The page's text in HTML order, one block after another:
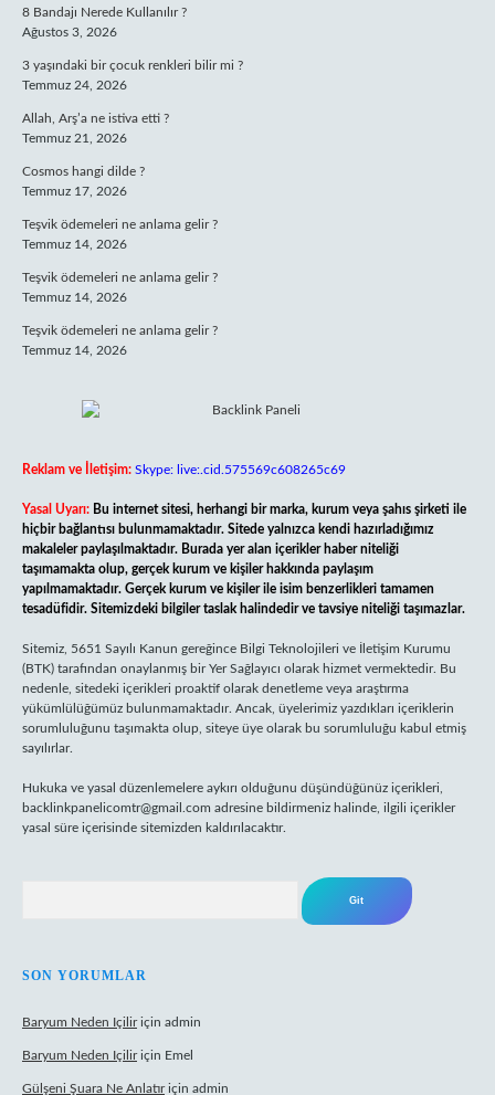
8 Bandajı Nerede Kullanılır ?
Ağustos 3, 2026
3 yaşındaki bir çocuk renkleri bilir mi ?
Temmuz 24, 2026
Allah, Arş’a ne istiva etti ?
Temmuz 21, 2026
Cosmos hangi dilde ?
Temmuz 17, 2026
Teşvik ödemeleri ne anlama gelir ?
Temmuz 14, 2026
Teşvik ödemeleri ne anlama gelir ?
Temmuz 14, 2026
Teşvik ödemeleri ne anlama gelir ?
Temmuz 14, 2026
Reklam ve İletişim: Skype: live:.cid.575569c608265c69
Yasal Uyarı: Bu internet sitesi, herhangi bir marka, kurum veya şahıs şirketi ile
hiçbir bağlantısı bulunmamaktadır. Sitede yalnızca kendi hazırladığımız
makaleler paylaşılmaktadır. Burada yer alan içerikler haber niteliği
taşımamakta olup, gerçek kurum ve kişiler hakkında paylaşım
yapılmamaktadır. Gerçek kurum ve kişiler ile isim benzerlikleri tamamen
tesadüfidir. Sitemizdeki bilgiler taslak halindedir ve tavsiye niteliği taşımazlar.
Sitemiz, 5651 Sayılı Kanun gereğince Bilgi Teknolojileri ve İletişim Kurumu
(BTK) tarafından onaylanmış bir Yer Sağlayıcı olarak hizmet vermektedir. Bu
nedenle, sitedeki içerikleri proaktif olarak denetleme veya araştırma
yükümlülüğümüz bulunmamaktadır. Ancak, üyelerimiz yazdıkları içeriklerin
sorumluluğunu taşımakta olup, siteye üye olarak bu sorumluluğu kabul etmiş
sayılırlar.
Hukuka ve yasal düzenlemelere aykırı olduğunu düşündüğünüz içerikleri,
backlinkpanelicomtr@gmail.com adresine bildirmeniz halinde, ilgili içerikler
yasal süre içerisinde sitemizden kaldırılacaktır.
SON YORUMLAR
Baryum Neden Içiliriçin admin
Baryum Neden Içiliriçin Emel
Gülşeni Şuara Ne Anlatıriçin admin